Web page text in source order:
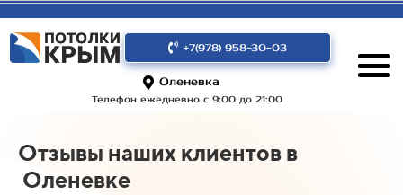
+7(978) 958-30-03
Оленевка
Телефон ежедневно с 9:00 до 21:00
Отзывы наших клиентов в
Оленевке